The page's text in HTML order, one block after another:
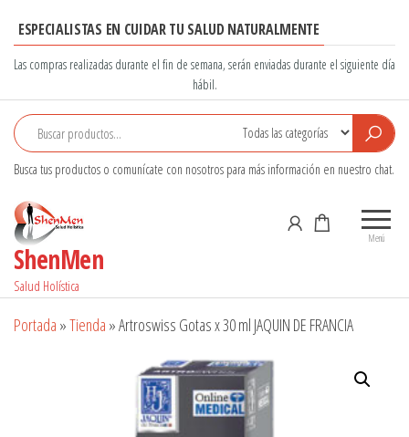
contenido
ESPECIALISTAS EN CUIDAR TU SALUD NATURALMENTE
Las compras realizadas durante el fin de semana, serán enviadas durante el siguiente día
hábil.
Busca tus productos o comunícate con nosotros para más información en nuestro chat.
ShenMen
Salud Holística
Menú
Portada »Tienda »Artroswiss Gotas x 30 ml JAQUIN DE FRANCIA